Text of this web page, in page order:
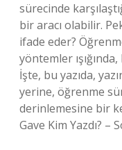
sürecinde
bir aracı olabilir.
ifade eder?
yöntemler
İşte, bu yazıda,
yerine, öğrenme
derinlemesine bir
Gave Kim Yazdı? –